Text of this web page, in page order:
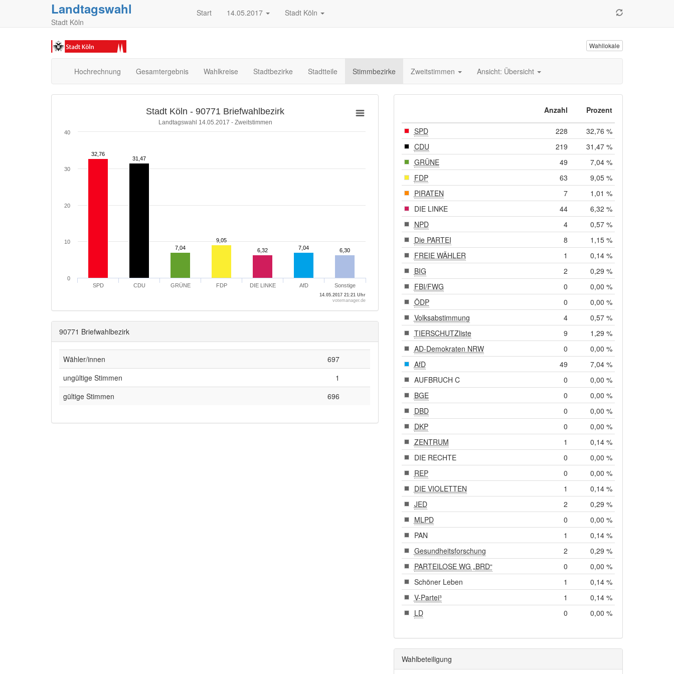
Landtagswahl
Stadt Köln
Start 14.05.2017 Stadt Köln
Wahllokale
Hochrechnung Gesamtergebnis Wahlkreise Stadtbezirke Stadtteile Stimmbezirke Zweitstimmen Ansicht: Übersicht
14.05.2017 21:21 Uhr
Stadt Köln - 90771 Briefwahlbezirk
Landtagswahl 14.05.2017 - Zweitstimmen
32,76
32,76
31,47
31,47
7,04
7,04
9,05
9,05
6,32
6,32 7,04
7,04 6,30
6,30
SPD CDU GRÜNE FDP DIE LINKE AfD Sonstige
0
10
20
30
40
votemanager.de
90771 Briefwahlbezirk
Wähler/innen
697
ungültige Stimmen
1
gültige Stimmen
696
Anzahl Prozent
SPD 228
32,76 %
CDU
219
31,47 %
GRÜNE
49
7,04 %
FDP
63
9,05 %
PIRATEN
7
1,01 %
DIE LINKE
44
6,32 %
NPD
4
0,57 %
Die PARTEI
8
1,15 %
FREIE WÄHLER
1
0,14 %
BIG
2
0,29 %
FBI/FWG
0
0,00 %
ÖDP
0
0,00 %
Volksabstimmung
4
0,57 %
TIERSCHUTZliste
9
1,29 %
AD-Demokraten NRW
0
0,00 %
AfD
49
7,04 %
AUFBRUCH C
0
0,00 %
BGE
0
0,00 %
DBD
0
0,00 %
DKP
0
0,00 %
ZENTRUM
1
0,14 %
DIE RECHTE
0
0,00 %
REP
0
0,00 %
DIE VIOLETTEN
1
0,14 %
JED
2
0,29 %
MLPD
0
0,00 %
PAN
1
0,14 %
Gesundheitsforschung
2
0,29 %
PARTEILOSE WG „BRD“
0
0,00 %
Schöner Leben
1
0,14 %
V-Partei³
1
0,14 %
LD
0 0,00 %
Wahlbeteiligung